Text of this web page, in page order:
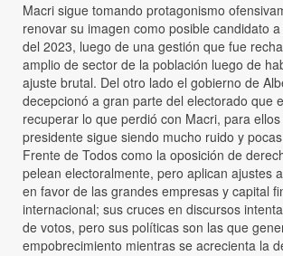
Macri sigue tomando protagonismo
renovar su imagen como posible candidato
del 2023, luego de una gestión que fue
amplio de sector de la población luego de
ajuste brutal. Del otro lado el gobierno de
decepcionó a gran parte del electorado que
recuperar lo que perdió con Macri, para
presidente sigue siendo mucho ruido y
Frente de Todos como la oposición de
pelean electoralmente, pero aplican ajustes
en favor de las grandes empresas y capital
internacional; sus cruces en discursos
de votos, pero sus políticas son las que
empobrecimiento mientras se acrecienta la